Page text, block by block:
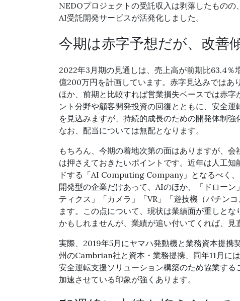
NEDOプロジェクトの受託収入は剥落したもの
AI受託開発サービスが活発化しました。
今期は赤字予想だが、改善
2022年3月期の見通しは、売上高が前期比63.4
億200万円を計画しています。赤字見込みではあ
ほか、前期と比較すれば営業損失ベースでは赤
ント分野や顧客開発投資の回復とともに、安全
を見込みますが、持続的成長のための開発体制強
なお、配当については無配となります。
もちろん、今期の着地次第の面はありますが、
は押さえておきたいポイントです。近年は人工
ドする「AI Computing Company」となるべく
開発型の企業だけあって、AIのほか、「ドロー
ティクス」「カメラ」「VR」「遊技機（パチン
ます。この点について、現状は業績面が重しと
かもしれませんが、業績が追い付いてくれば、見
実際、2019年5月にヤマハ発動機と業務資本提携
州のCambrian社と資本・業務提携、同年11月に
安全運転支援ソリューション構築のため協業す
加速させている印象が強くあります。